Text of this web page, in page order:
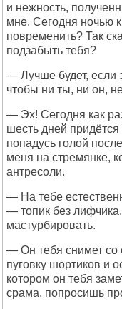
и нежность,
мне. Сегодня ночью
повременить? Так
подзабыть тебя?
— Лучше будет, если
чтобы ни ты, ни он,
— Эх! Сегодня как
шесть дней придётся
попадусь голой
меня на стремянке,
антресоли.
— На тебе
— топик без
мастурбировать.
— Он тебя снимет со
пуговку шортиков и
котором он тебя
срама, попросишь